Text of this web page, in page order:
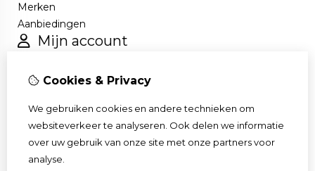
Merken
Aanbiedingen
Mijn account
Bestelhistorie
Nieuwsbrief
Klantenservice
Contact
Sitemap
Cookies & Privacy
We gebruiken cookies en andere technieken om
websiteverkeer te analyseren. Ook delen we informatie
over uw gebruik van onze site met onze partners voor
analyse.